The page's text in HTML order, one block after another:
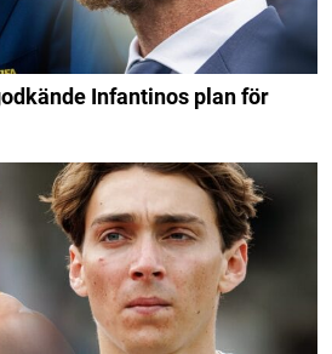
Infantinos plan för